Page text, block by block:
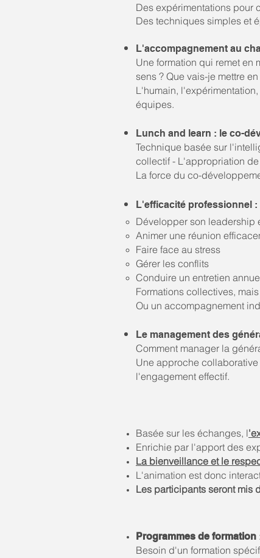
Des expérimentations pour
Des techniques simples et
L'accompagnement au
Une formation qui remet en
sens ? Que vais-je mettre
L'humain,
équipes.
Lunch and learn : le co-
Technique basée sur
collectif - L'appropriation
La force du co-
L'efficacité professionnel :
Développer son leadership
Animer une réunion
Faire face au stress
Gérer les conflits
Conduire un entretien
Formations collectives,
Ou un accompagnement
Le management des
Comment manager la
Une approche
l'engagement effectif.
Basée sur les échanges, l
Enrichie par l'apport des
La bienveillance et le
L'animation est donc
Les participants seront mis
Programmes de formation
Besoin d'un formation